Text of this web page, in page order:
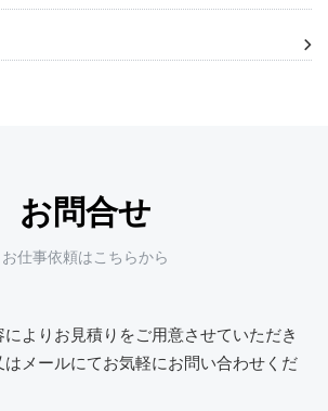
お問合せ
お仕事依頼はこちらから
よりお見積りをご用意させていただき
はメールにてお気軽にお問い合わせくだ